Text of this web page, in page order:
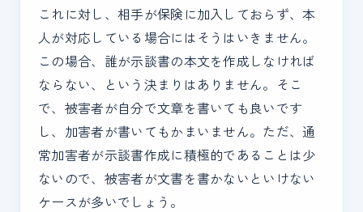
これに対し、相手が保険に加入しておらず、本
人が対応している場合にはそうはいきません。
この場合、誰が示談書の本文を作成しなければ
ならない、という決まりはありません。そこ
で、被害者が自分で文章を書いても良いです
し、加害者が書いてもかまいません。ただ、通
常加害者が示談書作成に積極的であることは少
ないので、被害者が文書を書かないといけない
ケースが多いでしょう。